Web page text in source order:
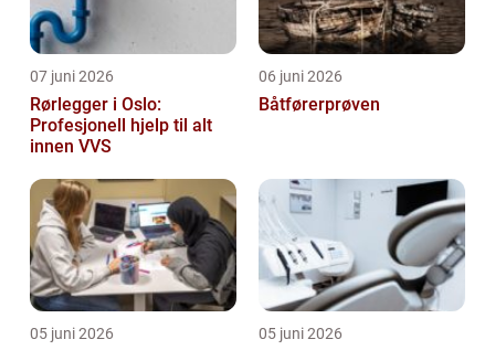
07 juni 2026
Rørlegger i Oslo:
Profesjonell hjelp til alt
innen VVS
06 juni 2026
Båtførerprøven
05 juni 2026 05 juni 2026